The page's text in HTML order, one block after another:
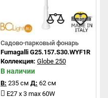
Садово-парковый фонарь
Fumagalli G25.157.S30.WYF1R
Коллекция: Globe 250
В наличии
В: 235 см Д: 62 см
E27 x 3 max 60W